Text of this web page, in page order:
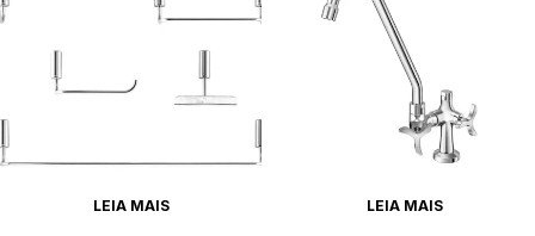
LEIA MAIS LEIA MAIS